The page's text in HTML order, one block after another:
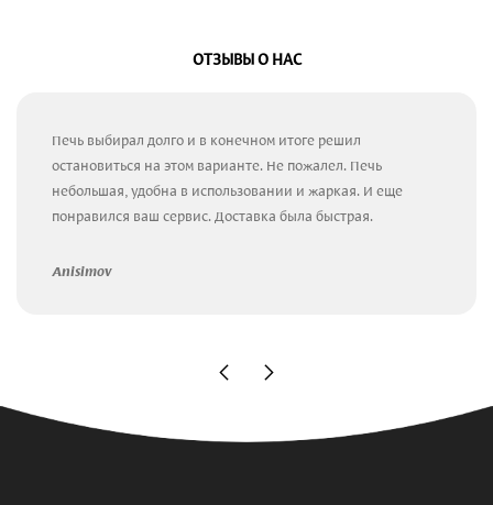
ОТЗЫВЫ О НАС
Печь выбирал долго и в конечном итоге решил
остановиться на этом варианте. Не пожалел. Печь
небольшая, удобна в использовании и жаркая. И еще
понравился ваш сервис. Доставка была быстрая.
Anisimov